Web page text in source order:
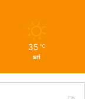
35 ℃
sri